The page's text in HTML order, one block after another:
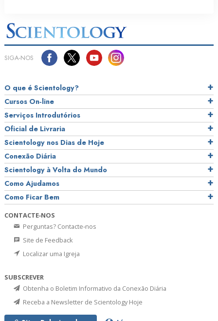
SIGA‑NOS
O que é Scientology?
Cursos On‑line
Serviços Introdutórios
Oficial de Livraria
Scientology nos Dias de Hoje
Conexão Diária
Scientology à Volta do Mundo
Como Ajudamos
Como Ficar Bem
CONTACTE‑NOS
Perguntas? Contacte‑nos
Site de Feedback
Localizar uma Igreja
SUBSCREVER
Obtenha o Boletim Informativo da Conexão Diária
Receba a Newsletter de Scientology Hoje